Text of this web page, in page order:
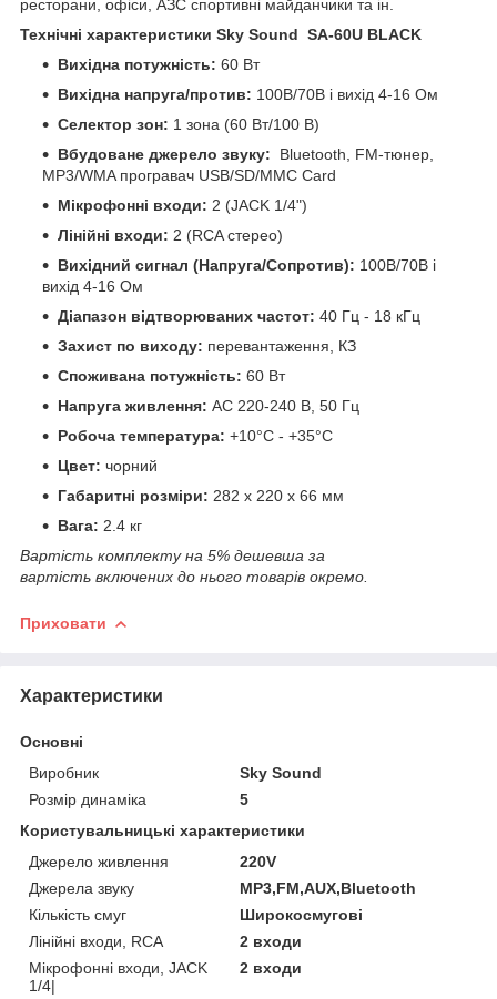
ресторани, офіси, АЗС спортивні майданчики та ін.
Технічні характеристики Sky Sound SA-60U BLACK
Вихідна потужність: 60 Вт
Вихідна напруга/против: 100В/70В і вихід 4-16 Ом
Селектор зон: 1 зона (60 Вт/100 В)
Вбудоване джерело звуку: Bluetooth, FM-тюнер,
MP3/WMA програвач USB/SD/MMC Card
Мікрофонні входи: 2 (JACK 1/4")
Лінійні входи: 2 (RCA стерео)
Вихідний сигнал (Напруга/Сопротив): 100В/70В і
вихід 4-16 Ом
Діапазон відтворюваних частот: 40 Гц - 18 кГц
Захист по виходу: перевантаження, КЗ
Споживана потужність: 60 Вт
Напруга живлення: АС 220-240 В, 50 Гц
Робоча температура: +10°C - +35°C
Цвет: чорний
Габаритні розміри: 282 x 220 x 66 мм
Вага: 2.4 кг
Вартість комплекту на 5% дешевша за
вартість включених до нього товарів окремо.
Приховати
Характеристики
Основні
Виробник
Sky Sound
Розмір динаміка
5
Користувальницькі характеристики
Джерело живлення
220V
Джерела звуку
MP3,FM,AUX,Bluetooth
Кількість смуг
Широкосмугові
Лінійні входи, RCA
2 входи
Мікрофонні входи, JACK
1/4|
2 входи